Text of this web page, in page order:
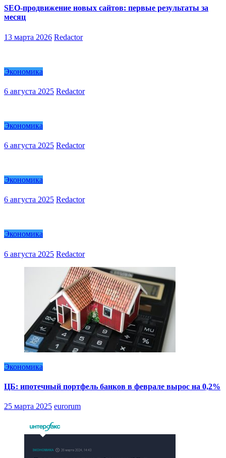
SEO-продвижение новых сайтов: первые результаты за
месяц
13 марта 2026 Redactor
Экономика
6 августа 2025 Redactor
Экономика
6 августа 2025 Redactor
Экономика
6 августа 2025 Redactor
Экономика
6 августа 2025 Redactor
Экономика
ЦБ: ипотечный портфель банков в феврале вырос на 0,2%
25 марта 2025 eurorum